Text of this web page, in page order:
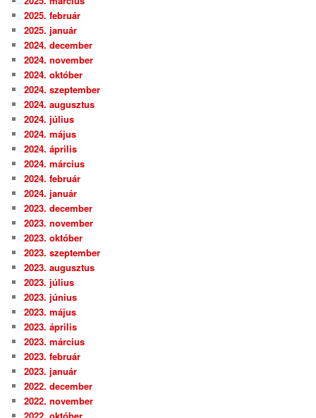
2025. február
2025. január
2024. december
2024. november
2024. október
2024. szeptember
2024. augusztus
2024. július
2024. május
2024. április
2024. március
2024. február
2024. január
2023. december
2023. november
2023. október
2023. szeptember
2023. augusztus
2023. július
2023. június
2023. május
2023. április
2023. március
2023. február
2023. január
2022. december
2022. november